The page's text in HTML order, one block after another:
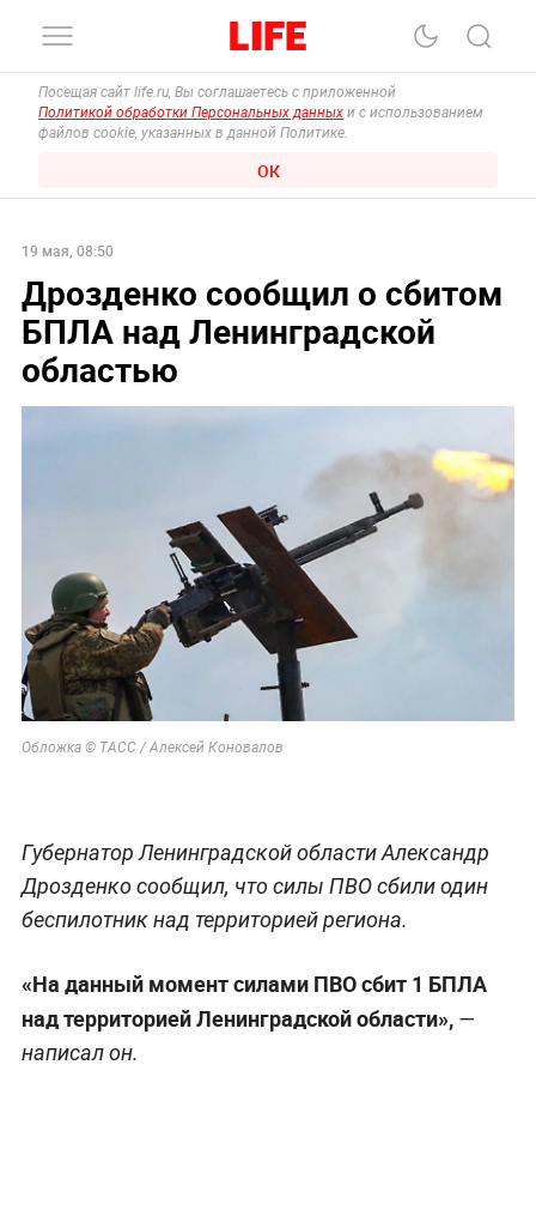
Посещая сайт life.ru, Вы соглашаетесь с приложенной
Политикой обработки Персональных данных и с использованием
файлов cookie, указанных в данной Политике.
ОК
19 мая, 08:50
Дрозденко сообщил о сбитом
БПЛА над Ленинградской
областью
Обложка © ТАСС / Алексей Коновалов
Губернатор Ленинградской области Александр
Дрозденко сообщил, что силы ПВО сбили один
беспилотник над территорией региона.
«На данный момент силами ПВО сбит 1 БПЛА
над территорией Ленинградской области», —
написал он.